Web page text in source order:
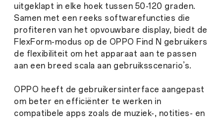
uitgeklapt in elke hoek tussen 50-120 graden.
Samen met een reeks softwarefuncties die
profiteren van het opvouwbare display, biedt de
FlexForm-modus op de OPPO Find N gebruikers
de flexibiliteit om het apparaat aan te passen
aan een breed scala aan gebruiksscenario’s.
OPPO heeft de gebruikersinterface aangepast
om beter en efficiënter te werken in
compatibele apps zoals de muziek-, notities- en